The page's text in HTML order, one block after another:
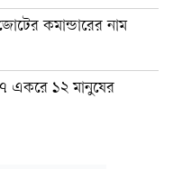
কমান্ডারের নাম
একরে ১২ মানুষের